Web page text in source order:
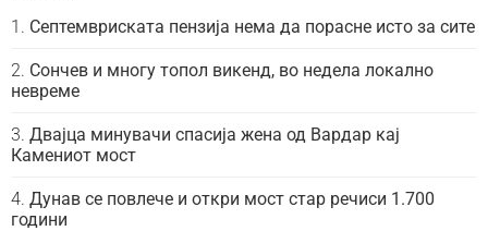
Септемвриската пензија нема да порасне исто за сите
Сончев и многу топол викенд, во недела локално
невреме
Двајца минувачи спасија жена од Вардар кај
Камениот мост
Дунав се повлече и откри мост стар речиси 1.700
години